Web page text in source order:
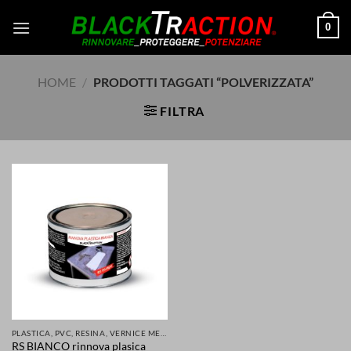
0
HOME / PRODOTTI TAGGATI “POLVERIZZATA”
FILTRA
RS BIANCO rinnova plasica